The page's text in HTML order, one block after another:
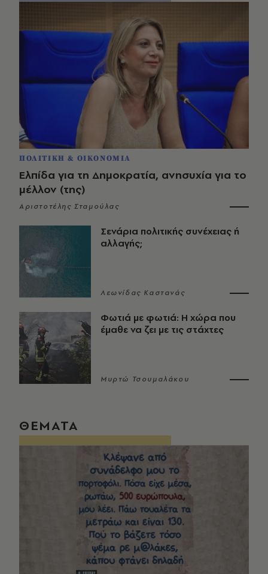
ΠΟΛΙΤΙΚΗ & ΟΙΚΟΝΟΜΙΑ
Ελπίδα για τη Δημοκρατία, ανησυχία για το
μέλλον (της)
Αριστοτέλης Σταμούλας
Σενάρια πολιτικής συνέχειας ή
αλλαγής;
Λεωνίδας Καστανάς
Φωτιά με φωτιά: Η χώρα που
έμαθε να ζει με τις στάχτες
Μυρτώ Τσουμαλάκου
ΘΕΜΑΤΑ